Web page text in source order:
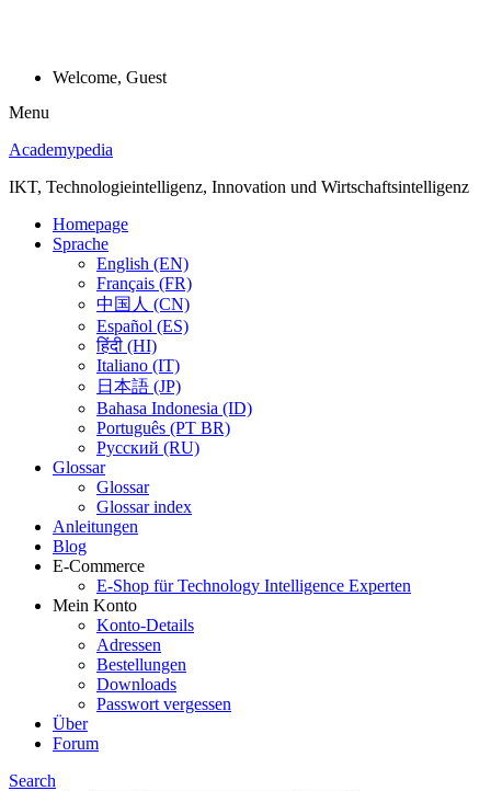
Welcome, Guest
Menu
Academypedia
IKT, Technologieintelligenz, Innovation und Wirtschaftsintelligenz
Homepage
Sprache
English (EN)
Français (FR)
中国人 (CN)
Español (ES)
हिंदी (HI)
Italiano (IT)
日本語 (JP)
Bahasa Indonesia (ID)
Português (PT BR)
Pусский (RU)
Glossar
Glossar
Glossar index
Anleitungen
Blog
E-Commerce
E-Shop für Technology Intelligence Experten
Mein Konto
Konto-Details
Adressen
Bestellungen
Downloads
Passwort vergessen
Über
Forum
Search